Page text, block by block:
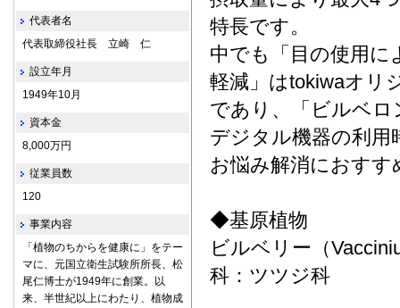
特長です。
中でも「目の使用に
軽減」はtokiwaオリ
であり、「ビルベ
デジタル機器の利用
お悩み解消におすす
◆基原植物
ビルベリー（
科：ツツジ科
代表者名
代表取締役社長 立崎 仁
設立年月
1949年10月
資本金
8,000万円
従業員数
120
事業内容
「植物のちからを健康に」をテー
マに、元国立衛生試験所所長、松
尾仁博士が1949年に創業。以
来、半世紀以上にわたり、植物成